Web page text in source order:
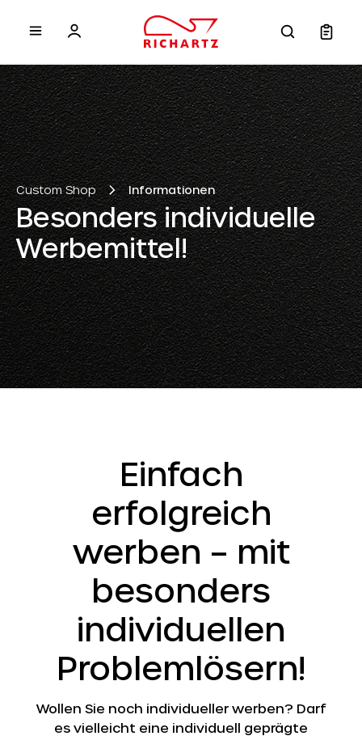
Custom Shop Informationen
Besonders individuelle
Werbemittel!
Einfach
erfolgreich
werben – mit
besonders
individuellen
Problemlösern!
Wollen Sie noch individueller werben? Darf
es vielleicht eine individuell geprägte